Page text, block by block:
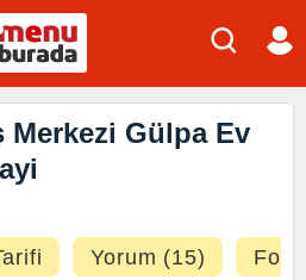
Merkezi Gülpa Ev
Yorum (15)